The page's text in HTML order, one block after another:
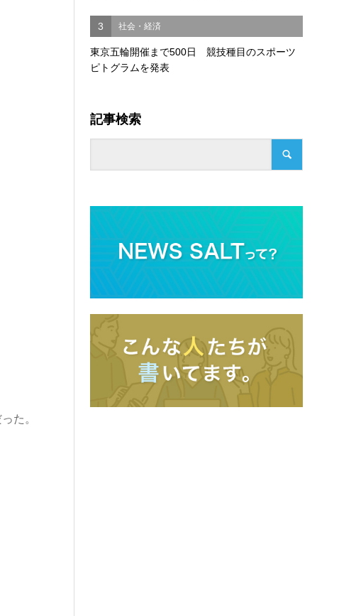
た。
3 社会・経済
東京五輪開催まで500日 競技種目のスポーツ
ピトグラムを発表
記事検索